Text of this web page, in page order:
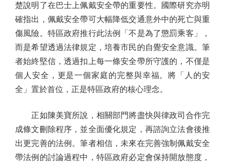
楚說明了在巴士上佩戴安全帶的重要性。國際研究亦明
確指出，佩戴安全帶可大幅降低交通意外中的死亡與重
傷風險。特區政府推行此法例「不是為了懲罰乘客」，
而是希望透過法律規定，培養市民的自覺安全意識。筆
者始終堅信，透過扣上每一條安全帶所守護的，不僅是
個人安全，更是一個家庭的完整與幸福。將「人的安
全」置於首位，正是特區政府的核心理念。
正如陳美寶所說，相關部門將盡快與律政司合作完
成條文刪除程序，並全面優化規定，再諮詢立法會後推
出更完善的法例。筆者相信，未來在完善強制佩戴安全
帶法例的討論過程中，特區政府必定會保持開放態度，